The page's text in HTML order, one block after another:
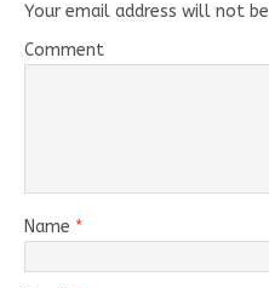
Your email address will not
Comment
Name *